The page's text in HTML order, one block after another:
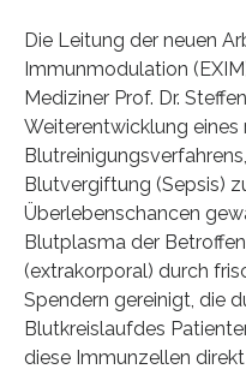
Die Leitung der neuen
Immunmodulation
Mediziner Prof. Dr.
Weiterentwicklung eines
Blutvergiftung (Sepsis)
Überlebenschancen
Blutplasma der
(extrakorporal) durch
Spendern gereinigt, die
Blutkreislaufdes
diese Immunzellen